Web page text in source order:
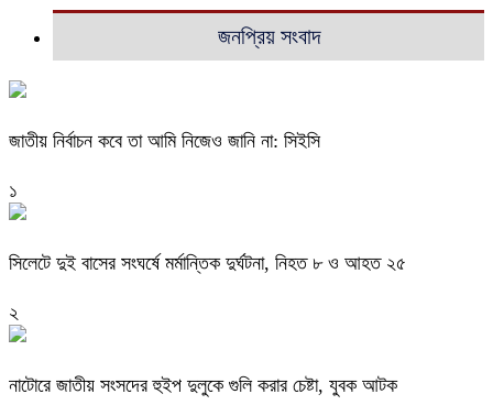
জনপ্রিয় সংবাদ
জাতীয় নির্বাচন কবে তা আমি নিজেও জানি না: সিইসি
১
সিলেটে দুই বাসের সংঘর্ষে মর্মান্তিক দুর্ঘটনা, নিহত ৮ ও আহত ২৫
২
নাটোরে জাতীয় সংসদের হুইপ দুলুকে গুলি করার চেষ্টা, যুবক আটক